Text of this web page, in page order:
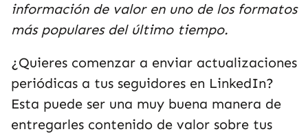
información de valor en uno de los formatos
más populares del último tiempo.
¿Quieres comenzar a enviar actualizaciones
periódicas a tus seguidores en LinkedIn?
Esta puede ser una muy buena manera de
entregarles contenido de valor sobre tus